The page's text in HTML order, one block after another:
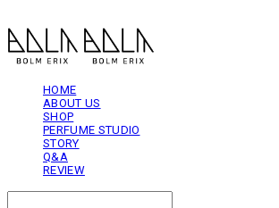
HOME
ABOUT US
SHOP
PERFUME STUDIO
STORY
Q&A
REVIEW